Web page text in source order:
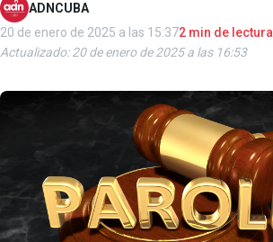
ADNCUBA
20 de enero de 2025 a las 15:372 min de lectura
Actualizado: 20 de enero de 2025 a las 16:53